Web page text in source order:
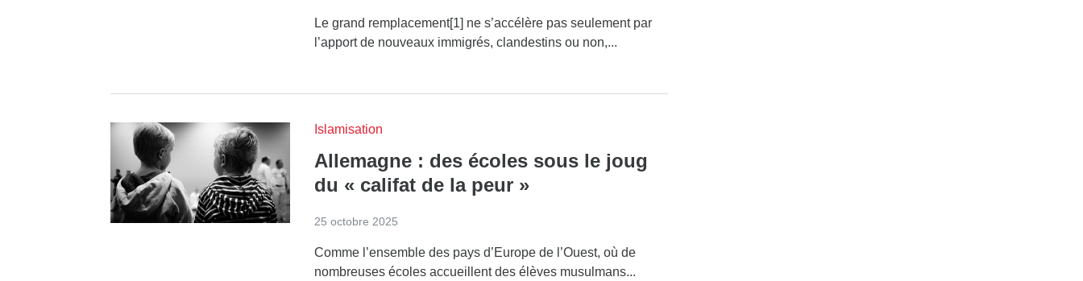
Le grand remplacement[1] ne s’accélère pas seulement par
l’apport de nouveaux immigrés, clandestins ou non,...
Islamisation
Allemagne : des écoles sous le joug
du « califat de la peur »
25 octobre 2025
Comme l’ensemble des pays d’Europe de l’Ouest, où de
nombreuses écoles accueillent des élèves musulmans...